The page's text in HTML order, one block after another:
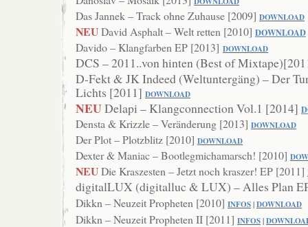
Das Jannek – Track ohne Zuhause [2009] DOWNLOAD
NEUDavid Asphalt – Welt retten [2010] DOWNLOAD
Davido – Klangfarben EP [2013] DOWNLOAD
DCS – 2011..von hinten (Best of
D-Fekt & JK Indeed (Weltuntergäng) – Der
Lichts [2011] DOWNLOAD
NEUDelapi – Klangconnection Vol.1 [2014]
Densta & Krizzle – Veränderung [2013] DOWNLOAD
Der Plot – Plotzblitz [2010] DOWNLOAD
Dexter & Maniac – Bootlegmichamarsch! [2010] DO
NEUDie Kraszesten – Jetzt noch kraszer! EP [2011]
digitalLUX (digitalluc & LUX) – Alles Plan
Dikkn – Neuzeit Propheten [2010] INFOS|DOWNLOAD
Dikkn – Neuzeit Propheten II [2011] INFOS|